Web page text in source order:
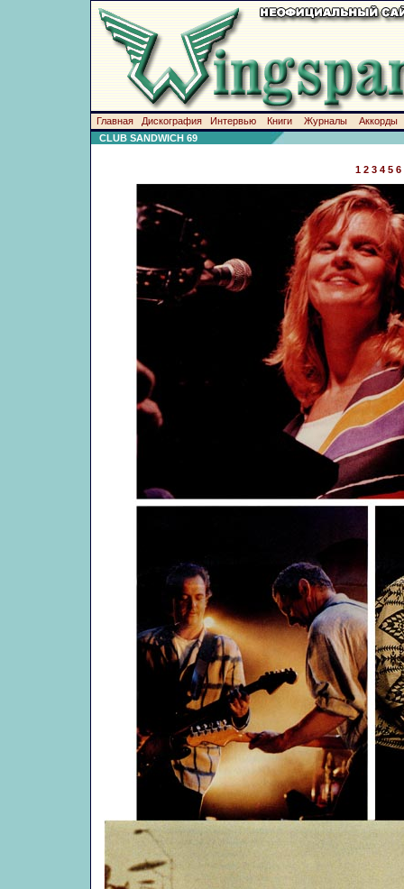
Главная Дискография Интервью Книги Журналы
Аккорды
CLUB SANDWICH 69
1 2 3 4 5 6